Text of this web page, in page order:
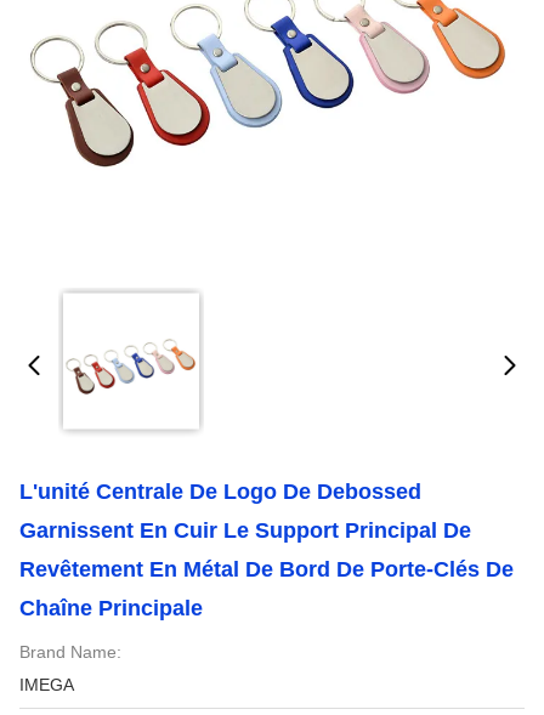
L'unité Centrale De Logo De Debossed
Garnissent En Cuir Le Support Principal De
Revêtement En Métal De Bord De Porte-Clés De
Chaîne Principale
Brand Name:
IMEGA